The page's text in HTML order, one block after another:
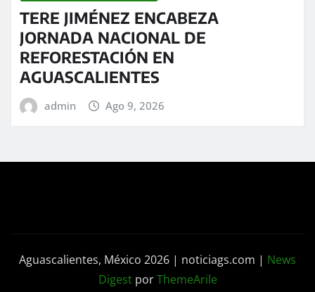
TERE JIMÉNEZ ENCABEZA
JORNADA NACIONAL DE
REFORESTACIÓN EN
AGUASCALIENTES
admin Ago 9, 2026
Aguascalientes, México 2026 | noticiags.com | News
DigestporThemeArile